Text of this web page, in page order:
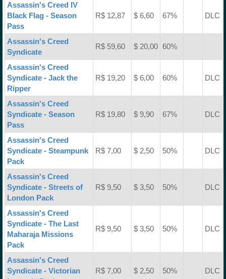
Assassin's Creed IV
Black Flag - Season
Pass
R$ 12,87 $ 6,60 67% DLC
Assassin's Creed
Syndicate
R$ 59,60 $ 20,00 60%
Assassin's Creed
Syndicate - Jack the
Ripper
R$ 19,20 $ 6,00 60% DLC
Assassin's Creed
Syndicate - Season
Pass
R$ 19,80 $ 9,90 67% DLC
Assassin's Creed
Syndicate - Steampunk
Pack
R$ 7,00 $ 2,50 50% DLC
Assassin's Creed
Syndicate - Streets of
London Pack
R$ 9,50 $ 3,50 50% DLC
Assassin's Creed
Syndicate - The Last
Maharaja Missions
Pack
R$ 9,50 $ 3,50 50% DLC
Assassin's Creed
Syndicate - Victorian
R$ 7,00 $ 2,50 50% DLC